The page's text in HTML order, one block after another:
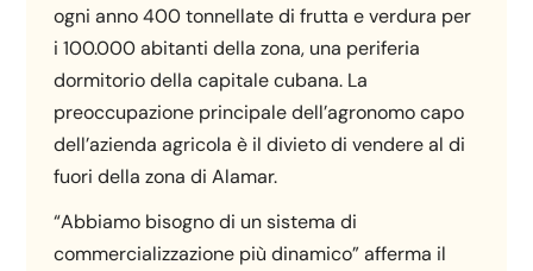
ogni anno 400 tonnellate di frutta e verdura per
i 100.000 abitanti della zona, una periferia
dormitorio della capitale cubana. La
preoccupazione principale dell’agronomo capo
dell’azienda agricola è il divieto di vendere al di
fuori della zona di Alamar.
“Abbiamo bisogno di un sistema di
commercializzazione più dinamico” afferma il